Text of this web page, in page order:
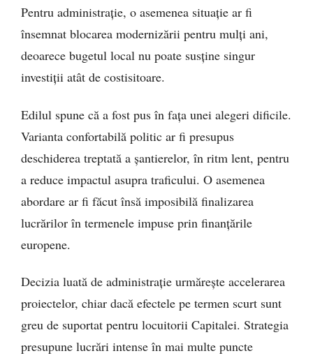
Pentru administrație, o asemenea situație ar fi
însemnat blocarea modernizării pentru mulți ani,
deoarece bugetul local nu poate susține singur
investiții atât de costisitoare.
Edilul spune că a fost pus în fața unei alegeri dificile.
Varianta confortabilă politic ar fi presupus
deschiderea treptată a șantierelor, în ritm lent, pentru
a reduce impactul asupra traficului. O asemenea
abordare ar fi făcut însă imposibilă finalizarea
lucrărilor în termenele impuse prin finanțările
europene.
Decizia luată de administrație urmărește accelerarea
proiectelor, chiar dacă efectele pe termen scurt sunt
greu de suportat pentru locuitorii Capitalei. Strategia
presupune lucrări intense în mai multe puncte